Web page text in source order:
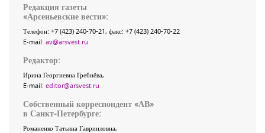
Редакция газеты
«Арсеньевские вести»:
Телефон: +7 (423) 240-70-21, факс: +7 (423) 240-70-22
E-mail: av@arsvest.ru
Редактор:
Ирина Георгиевна Гребнёва,
E-mail: editor@arsvest.ru
Собственный корреспондент «АВ»
в Санкт-Петербурге:
Романенко Татьяна Гаврииловна,